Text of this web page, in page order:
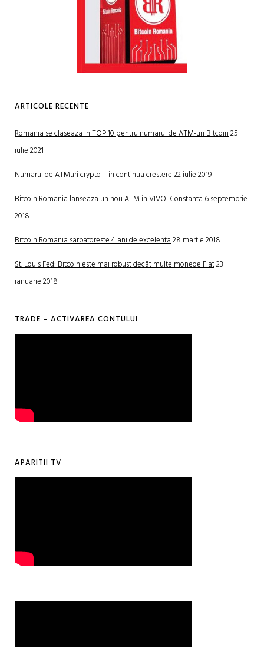
ARTICOLE RECENTE
Romania se claseaza in TOP 10 pentru numarul de ATM-uri Bitcoin25
iulie 2021
Numarul de ATMuri crypto – in continua crestere22 iulie 2019
Bitcoin Romania lanseaza un nou ATM in VIVO! Constanta6 septembrie
2018
Bitcoin Romania sarbatoreste 4 ani de excelenta28 martie 2018
St. Louis Fed: Bitcoin este mai robust decât multe monede Fiat23
ianuarie 2018
TRADE – ACTIVAREA CONTULUI
APARITII TV